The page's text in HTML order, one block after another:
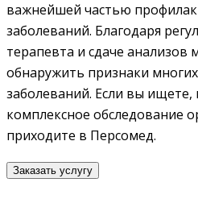
важнейшей частью
заболеваний. Благодаря
терапевта и сдаче анализов
обнаружить признаки
заболеваний. Если вы
комплексное обследование
приходите в Персомед.
Заказать услугу